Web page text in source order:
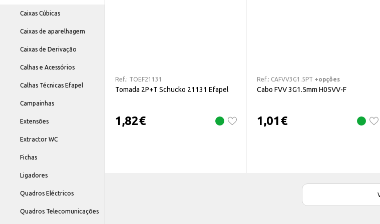
Caixas Cúbicas
Caixas de aparelhagem
Caixas de Derivação
Calhas e Acessórios
Calhas Técnicas Efapel
Campainhas
Extensões
Extractor WC
Fichas
Ligadores
Quadros Eléctricos
Quadros Telecomunicações
Ref.: TOEF21131
Tomada 2P+T Schucko 21131 Efapel
1,82€
Ref.: CAFVV3G1.5PT +opções
Cabo FVV 3G1.5mm H05VV-F
1,01€